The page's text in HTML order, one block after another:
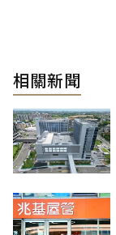
相關新聞